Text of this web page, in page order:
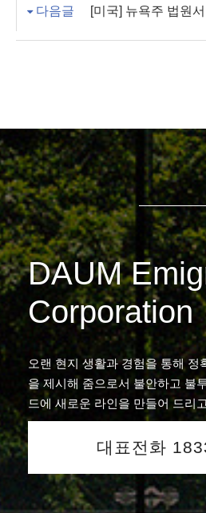
다음글
[미국] 뉴욕주 법원
DAUM
Corporation
오랜 현지 생활과 경험을 통해 정
을 제시해 줌으로서 불안하고 불
드에 새로운 라인을 만들어 드리
대표전화